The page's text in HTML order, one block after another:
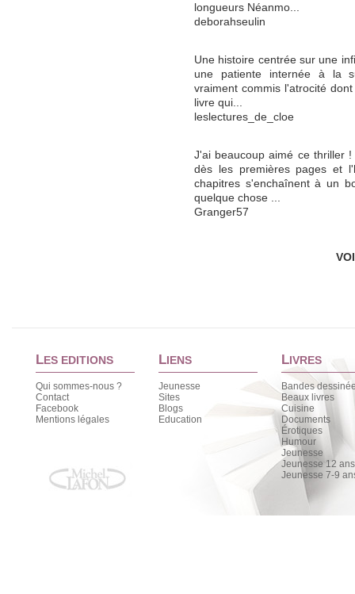
longueurs Néanmo...
deborahseulin
Une histoire centrée sur une
une patiente internée à la
vraiment commis l'atrocité
livre qui...
leslectures_de_cloe
J'ai beaucoup aimé ce thriller
dès les premières pages et
chapitres s'enchaînent à un
quelque chose ...
Granger57
LES EDITIONS
Qui sommes-nous ?
Contact
Facebook
Mentions légales
LIENS
Jeunesse
Sites
Blogs
Education
LIVRES
Bandes
Beaux livres
Cuisine
Documents
Érotiques
Humour
Jeunesse
Jeunesse 12
Jeunesse 7-9